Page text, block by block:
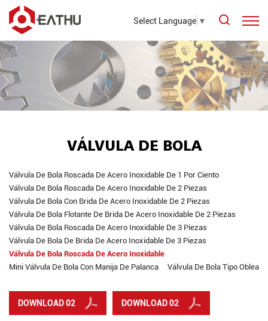
Select Language ▼
VÁLVULA DE BOLA
Válvula De Bola Roscada De Acero Inoxidable De 1 Por Ciento
Válvula De Bola Roscada De Acero Inoxidable De 2 Piezas
Válvula De Bola Con Brida De Acero Inoxidable De 2 Piezas
Válvula De Bola Flotante De Brida De Acero Inoxidable De 2 Piezas
Válvula De Bola Roscada De Acero Inoxidable De 3 Piezas
Válvula De Bola De Brida De Acero Inoxidable De 3 Piezas
Válvula De Bola Roscada De Acero Inoxidable
Mini Válvula De Bola Con Manija De Palanca
Válvula De Bola Tipo Oblea
DOWNLOAD 02 DOWNLOAD 02